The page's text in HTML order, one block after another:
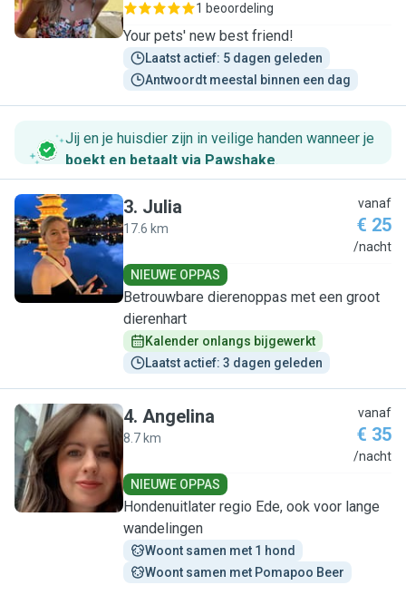
1 beoordeling
Your pets' new best friend!
Laatst actief: 5 dagen geleden
Antwoordt meestal binnen een dag
Jij en je huisdier zijn in veilige handen wanneer je
boekt en betaalt via Pawshake.
J
3. Julia
17.6 km
vanaf
€ 25
/nacht
NIEUWE OPPAS
Betrouwbare dierenoppas met een groot
dierenhart
Kalender onlangs bijgewerkt
Laatst actief: 3 dagen geleden
A
4. Angelina
8.7 km
vanaf
€ 35
/nacht
NIEUWE OPPAS
Hondenuitlater regio Ede, ook voor lange
wandelingen
Woont samen met 1 hond
Woont samen met Pomapoo Beer